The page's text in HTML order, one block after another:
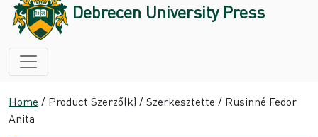
Debrecen University Press
Home / Product Szerző(k) / Szerkesztette / Rusinné Fedor
Anita